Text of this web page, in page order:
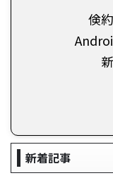
倹
新着記事